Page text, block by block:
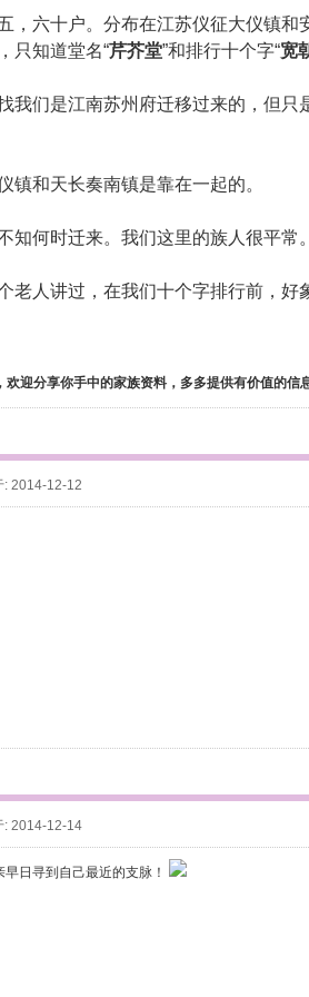
六十户。分布在江苏仪征大仪镇和
只知道堂名“芹芥堂”和排行十个字“宽
们是江南苏州府迁移过来的，但只
和天长奏南镇是靠在一起的。
何时迁来。我们这里的族人很平常
人讲过，在我们十个字排行前，好
欢迎分享你手中的家族资料，多多提供有价值的信
: 2014-12-12
: 2014-12-14
日寻到自己最近的支脉！